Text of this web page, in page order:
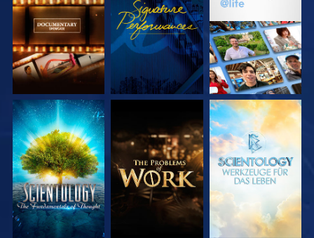
ENTDECKEN
SERIE
ENTDECKEN
SERIE
ENTDECKEN
SERIE
ENTDECKEN